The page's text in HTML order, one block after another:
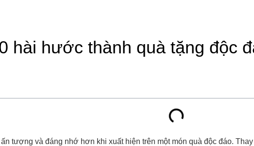
hài hước thành quà tặng độc
tượng và đáng nhớ hơn khi xuất hiện trên một món quà độc đáo.